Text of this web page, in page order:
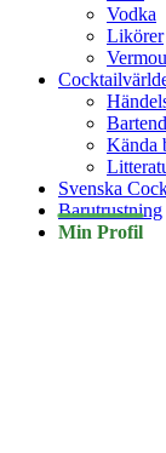
Vodka
Likörer
Kända
Svenska
Barutrustning
Min Profil